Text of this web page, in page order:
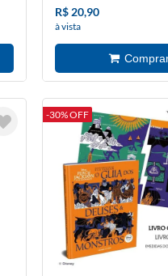
R$ 20,90
à vista
-30% OFF